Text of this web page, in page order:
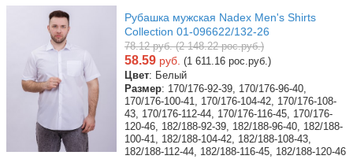
Рубашка мужская Nadex Men's Shirts
Collection 01-096622/132-26
78.12 руб. (2 148.22 рос.руб.)
58.59 руб. (1 611.16 рос.руб.)
Цвет: Белый
Размер: 170/176-92-39, 170/176-96-40,
170/176-100-41, 170/176-104-42, 170/176-108-
43, 170/176-112-44, 170/176-116-45, 170/176-
120-46, 182/188-92-39, 182/188-96-40, 182/188-
100-41, 182/188-104-42, 182/188-108-43,
182/188-112-44, 182/188-116-45, 182/188-120-46